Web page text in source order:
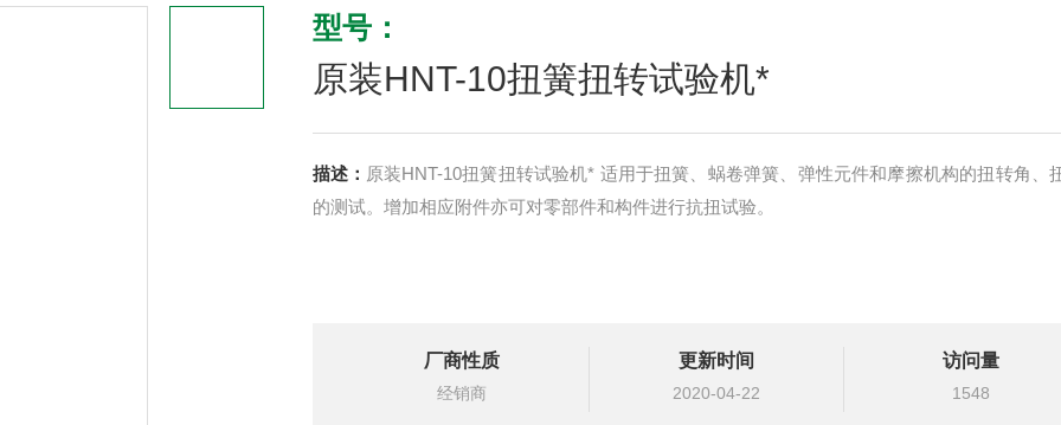
型号：
原装HNT-10扭簧扭转试验机*
描述： 原装HNT-10扭簧扭转试验机* 适用于扭簧、蜗卷弹簧、弹性元件和摩擦机构的扭转角、
的测试。增加相应附件亦可对零部件和构件进行抗扭试验。
厂商性质
经销商
更新时间
2020-04-22
访问量
1548